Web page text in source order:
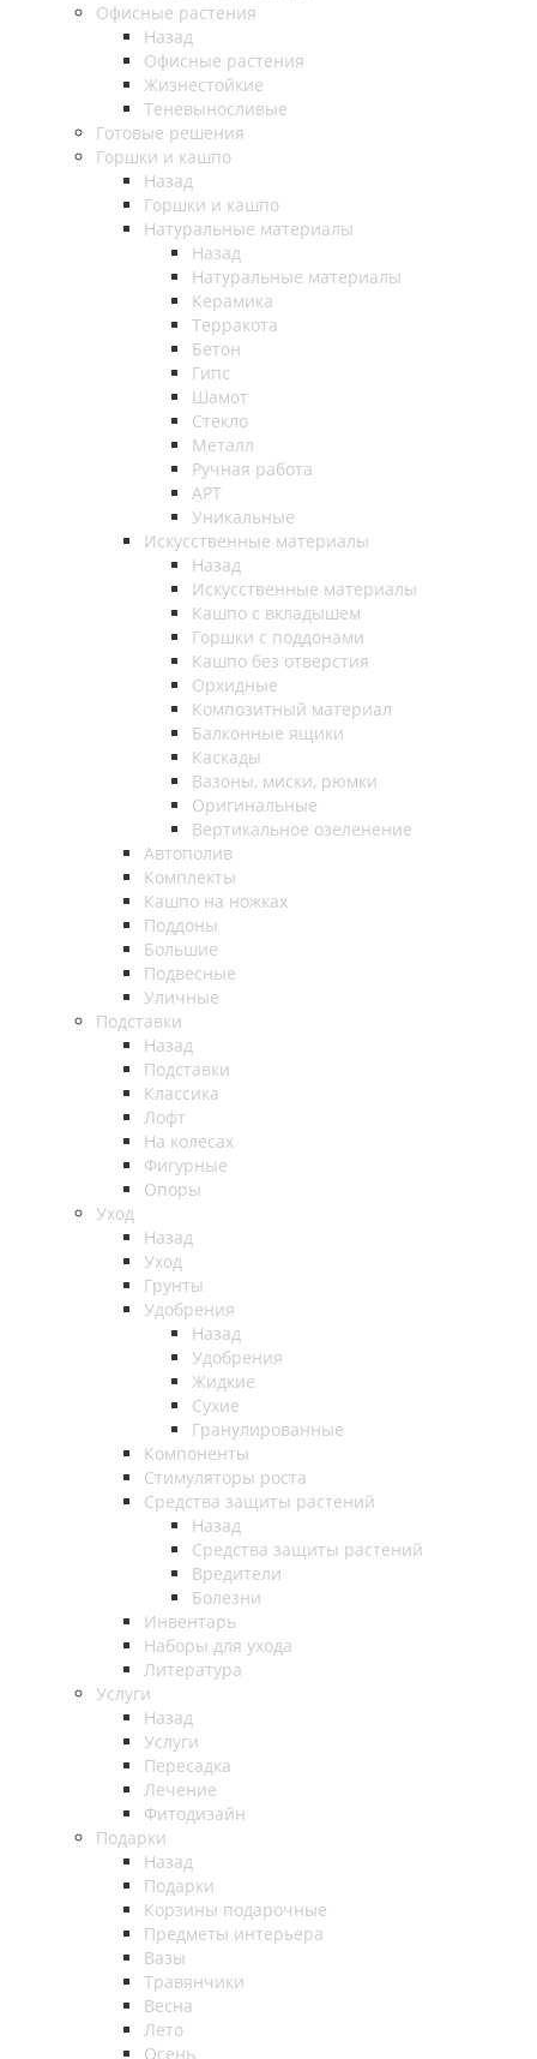
Офисные растения
Назад
Офисные растения
Жизнестойкие
Теневыносливые
Готовые решения
Горшки и кашпо
Назад
Горшки и кашпо
Натуральные материалы
Назад
Натуральные материалы
Керамика
Терракота
Бетон
Гипс
Шамот
Стекло
Металл
Ручная работа
АРТ
Уникальные
Искусственные материалы
Назад
Искусственные материалы
Кашпо с вкладышем
Горшки с поддонами
Кашпо без отверстия
Орхидные
Композитный материал
Балконные ящики
Каскады
Вазоны, миски, рюмки
Оригинальные
Вертикальное озеленение
Автополив
Комплекты
Кашпо на ножках
Поддоны
Большие
Подвесные
Уличные
Подставки
Назад
Подставки
Классика
Лофт
На колесах
Фигурные
Опоры
Уход
Назад
Уход
Грунты
Удобрения
Назад
Удобрения
Жидкие
Сухие
Гранулированные
Компоненты
Стимуляторы роста
Средства защиты растений
Назад
Средства защиты растений
Вредители
Болезни
Инвентарь
Наборы для ухода
Литература
Услуги
Назад
Услуги
Пересадка
Лечение
Фитодизайн
Подарки
Назад
Подарки
Корзины подарочные
Предметы интерьера
Вазы
Травянчики
Весна
Лето
Осень